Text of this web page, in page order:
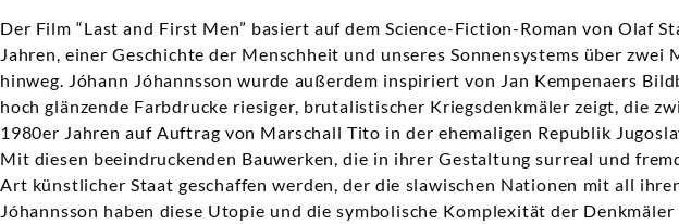
Der Film “Last and First Men” basiert auf dem Science-Fiction-Roman von Olaf
Jahren, einer Geschichte der Menschheit und unseres Sonnensystems über zwei
hinweg. Jóhann Jóhannsson wurde außerdem inspiriert von Jan Kempenaers
hoch glänzende Farbdrucke riesiger, brutalistischer Kriegsdenkmäler zeigt, die
1980er Jahren auf Auftrag von Marschall Tito in der ehemaligen Republik
Mit diesen beeindruckenden Bauwerken, die in ihrer Gestaltung surreal und
Art künstlicher Staat geschaffen werden, der die slawischen Nationen mit all
Jóhannsson haben diese Utopie und die symbolische Komplexität der